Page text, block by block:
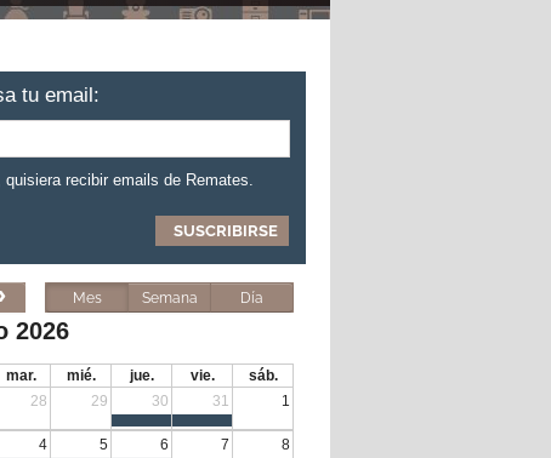
tu email:
quisiera recibir emails de Remates.
Mes Semana Día
2026
mar. mié. jue. vie.
sáb.
28 29 30 31 1
4 5 6 7 8